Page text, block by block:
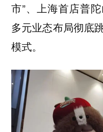
市”、上海首店普
多元业态布局彻底
模式。